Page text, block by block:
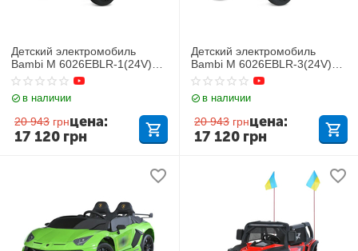
Детский электромобиль
Bambi M 6026EBLR-1(24V)
Lamborghini
в наличии
20 943 грн
17 120 грн
цена:
Детский электромобиль
Bambi M 6026EBLR-3(24V)
Lamborghini
в наличии
20 943 грн
17 120 грн
цена: